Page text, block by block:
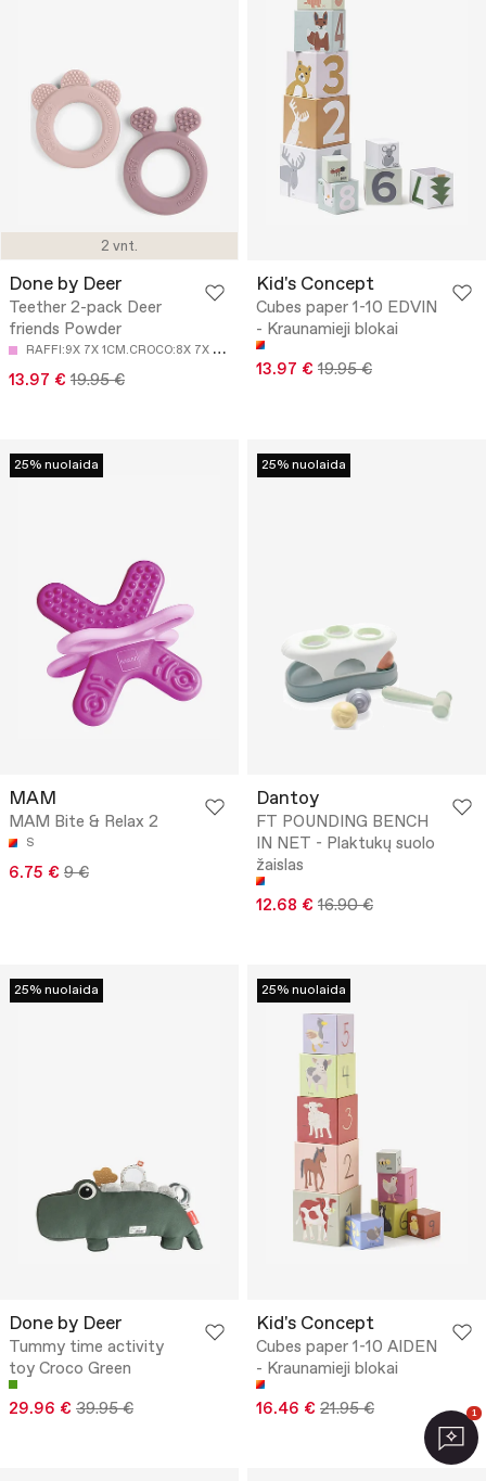
2 vnt.
Done by Deer
Teether 2-pack Deer
friends Powder
R
AFFI:9X 7X 1CM.CROCO:8X 7X 1CM
13.97 € 19.95 €
Kid's Concept
Cubes paper 1-10 EDVIN
- Kraunamieji blokai
13.97 € 19.95 €
25% nuolaida
MAM
MAM Bite & Relax 2
S
6.75 € 9 €
25% nuolaida
Dantoy
FT POUNDING BENCH
IN NET - Plaktukų suolo
žaislas
12.68 € 16.90 €
25% nuolaida
Done by Deer
Tummy time activity
toy Croco Green
29.96 € 39.95 €
25% nuolaida
Kid's Concept
Cubes paper 1-10 AIDEN
- Kraunamieji blokai
16.46 € 21.95 € 1